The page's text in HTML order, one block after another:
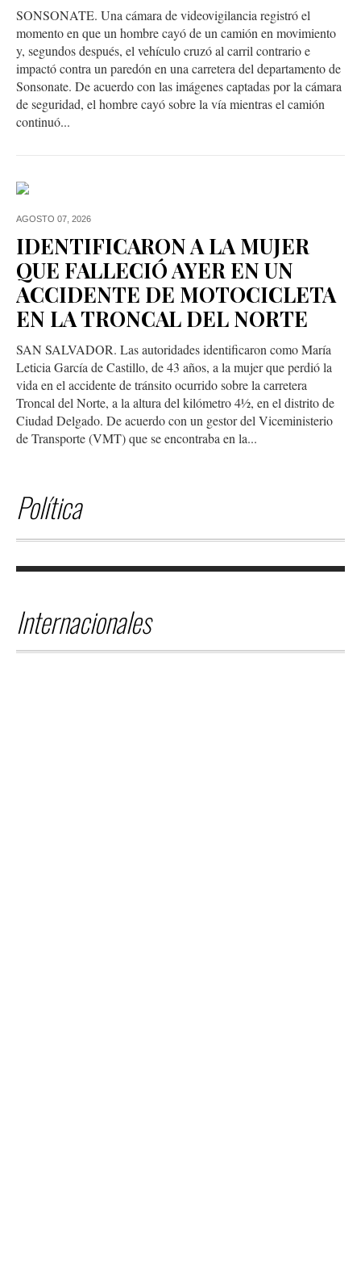
SONSONATE. Una cámara de videovigilancia registró el
momento en que un hombre cayó de un camión en movimiento
y, segundos después, el vehículo cruzó al carril contrario e
impactó contra un paredón en una carretera del departamento de
Sonsonate. De acuerdo con las imágenes captadas por la cámara
de seguridad, el hombre cayó sobre la vía mientras el camión
continuó...
AGOSTO 07, 2026
IDENTIFICARON A LA MUJER
QUE FALLECIÓ AYER EN UN
ACCIDENTE DE MOTOCICLETA
EN LA TRONCAL DEL NORTE
SAN SALVADOR. Las autoridades identificaron como María
Leticia García de Castillo, de 43 años, a la mujer que perdió la
vida en el accidente de tránsito ocurrido sobre la carretera
Troncal del Norte, a la altura del kilómetro 4½, en el distrito de
Ciudad Delgado. De acuerdo con un gestor del Viceministerio
de Transporte (VMT) que se encontraba en la...
Política
Internacionales